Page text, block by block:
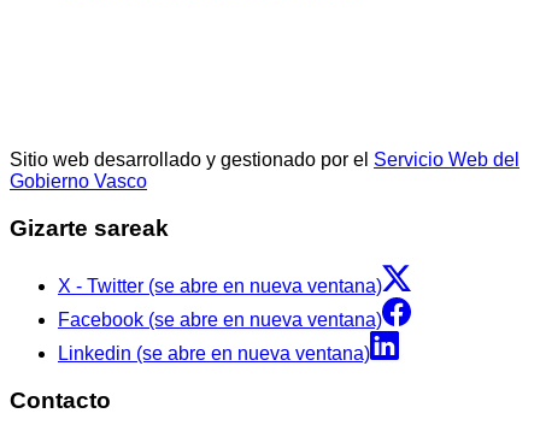
Sitio web desarrollado y gestionado por el Servicio Web del
Gobierno Vasco
Gizarte sareak
X - Twitter (se abre en nueva ventana)
Facebook (se abre en nueva ventana)
Linkedin (se abre en nueva ventana)
Contacto